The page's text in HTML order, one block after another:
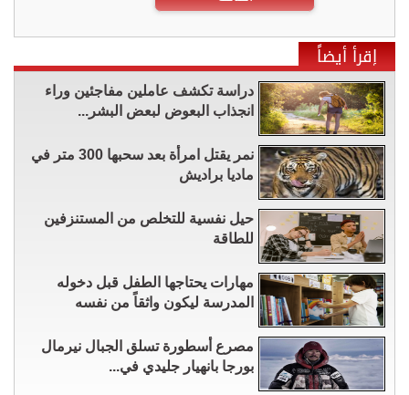
إقرأ أيضاً
دراسة تكشف عاملين مفاجئين وراء
انجذاب البعوض لبعض البشر...
نمر يقتل امرأة بعد سحبها 300 متر في
ماديا براديش
حيل نفسية للتخلص من المستنزفين
للطاقة
مهارات يحتاجها الطفل قبل دخوله
المدرسة ليكون واثقاً من نفسه
مصرع أسطورة تسلق الجبال نيرمال
بورجا بانهيار جليدي في...